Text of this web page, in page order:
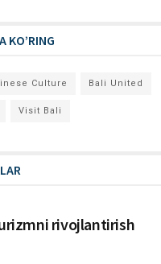
KO’RING
Culture Bali United
Visit Bali
rivojlantirish